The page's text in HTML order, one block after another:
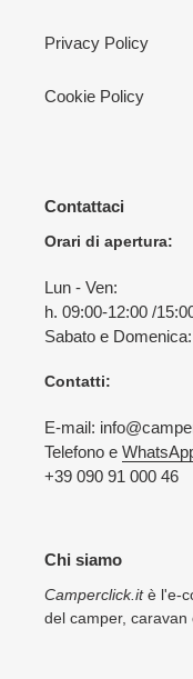
Privacy Policy
Cookie Policy
Contattaci
Orari di apertura:
Lun - Ven:
h. 09:00-12:00 /
Sabato e
Contatti:
E-mail:
Telefono e
+39 090 91 000 46
Chi siamo
Camperclick.itè l'e-
del camper, caravan